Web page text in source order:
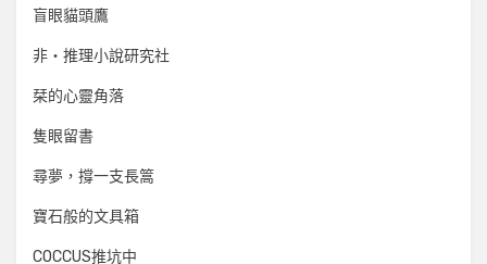
盲眼貓頭鷹
非‧推理小說研究社
栞的心靈角落
隻眼留書
尋夢，撐一支長篙
寶石般的文具箱
COCCUS推坑中